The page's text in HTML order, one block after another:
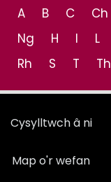
A
B C Ch
Ng
H I L
Rh
S T Th
Cysylltwch â ni
Map o'r wefan